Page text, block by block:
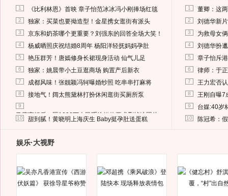
1 《比利林恩》首映 章子怡范冰冰冯小刚捧场红毯
2 独家：买菜也要拗造型！金星携女逛街有派头
3 京东和奶茶哪个更重要？刘强东的回答全场大笑！
4 杨威晒照庆祝结婚8周年 杨阳洋轻抚妈妈孕肚
5 艳压群芳！唐嫣修身长裙现身活动 仙气儿足
6 独家：姚晨带小土豆逛商场 购置产后新衣
7 成都风味！张靓颖冯轲曝婚纱照 吃串串打麻将
8 接地气！阔太熊黛林打扮休闲逛街买厕所泵
9
马蓉离婚后，砸1000万人民币给媒体要求删掉这照片
10 甜到腻！黄晓明上海庆生 Baby挺孕肚送蛋糕
1 董卿：这
2 刘德华新
3 为救母女
4 刘德华扮
5 章子怡斥
6 律师：于
7 王力宏否
8 王刚自曝7
9 台媒:40岁
10 陈冠希：
娱乐·大视野